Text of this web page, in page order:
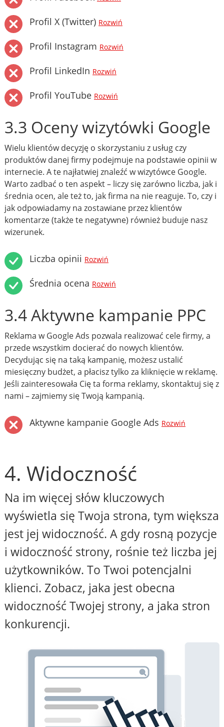
Profil X (Twitter) Rozwiń
Profil Instagram Rozwiń
Profil LinkedIn Rozwiń
Profil YouTube Rozwiń
3.3 Oceny wizytówki Google
Wielu klientów decyzję o skorzystaniu z usług czy
produktów danej firmy podejmuje na podstawie opinii w
internecie. A te najłatwiej znaleźć w wizytówce Google.
Warto zadbać o ten aspekt – liczy się zarówno liczba, jak i
średnia ocen, ale też to, jak firma na nie reaguje. To, czy i
jak odpowiadamy na zostawiane przez klientów
komentarze (także te negatywne) również buduje nasz
wizerunek.
Liczba opinii Rozwiń
Średnia ocena Rozwiń
3.4 Aktywne kampanie PPC
Reklama w Google Ads pozwala realizować cele firmy, a
przede wszystkim docierać do nowych klientów.
Decydując się na taką kampanię, możesz ustalić
miesięczny budżet, a płacisz tylko za kliknięcie w reklamę.
Jeśli zainteresowała Cię ta forma reklamy, skontaktuj się z
nami – zajmiemy się Twoją kampanią.
Aktywne kampanie Google Ads Rozwiń
4. Widoczność
Na im więcej słów kluczowych
wyświetla się Twoja strona, tym większa
jest jej widoczność. A gdy rosną pozycje
i widoczność strony, rośnie też liczba jej
użytkowników. To Twoi potencjalni
klienci. Zobacz, jaka jest obecna
widoczność Twojej strony, a jaka stron
konkurencji.